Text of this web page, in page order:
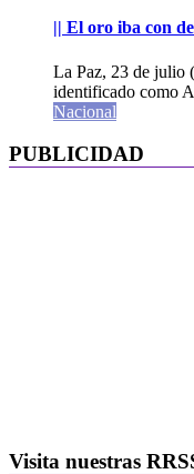
|| El oro iba con
La Paz, 23 de julio
identificado como
Nacional
PUBLICIDAD
Visita nuestras